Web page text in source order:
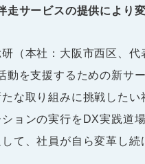
走サービスの提供により
（本社：大阪市西区、代
動を支援するための新サ
な取り組みに挑戦した
ョンの実行をDX実践道
て、社員が自ら変革し